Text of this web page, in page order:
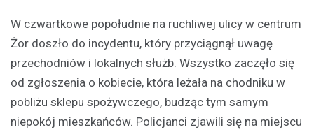
W czwartkowe popołudnie na ruchliwej ulicy w centrum
Żor doszło do incydentu, który przyciągnął uwagę
przechodniów i lokalnych służb. Wszystko zaczęło się
od zgłoszenia o kobiecie, która leżała na chodniku w
pobliżu sklepu spożywczego, budząc tym samym
niepokój mieszkańców. Policjanci zjawili się na miejscu